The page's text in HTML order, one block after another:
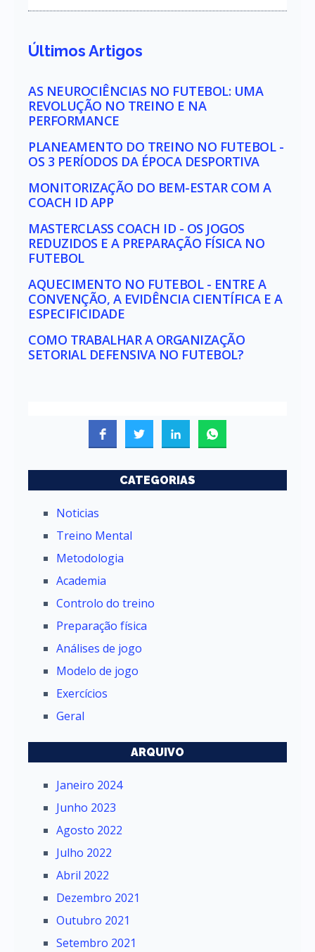
Últimos Artigos
AS NEUROCIÊNCIAS NO FUTEBOL: UMA
REVOLUÇÃO NO TREINO E NA
PERFORMANCE
PLANEAMENTO DO TREINO NO FUTEBOL -
OS 3 PERÍODOS DA ÉPOCA DESPORTIVA
MONITORIZAÇÃO DO BEM-ESTAR COM A
COACH ID APP
MASTERCLASS COACH ID - OS JOGOS
REDUZIDOS E A PREPARAÇÃO FÍSICA NO
FUTEBOL
AQUECIMENTO NO FUTEBOL - ENTRE A
CONVENÇÃO, A EVIDÊNCIA CIENTÍFICA E A
ESPECIFICIDADE
COMO TRABALHAR A ORGANIZAÇÃO
SETORIAL DEFENSIVA NO FUTEBOL?
CATEGORIAS
Noticias
Treino Mental
Metodologia
Academia
Controlo do treino
Preparação física
Análises de jogo
Modelo de jogo
Exercícios
Geral
ARQUIVO
Janeiro 2024
Junho 2023
Agosto 2022
Julho 2022
Abril 2022
Dezembro 2021
Outubro 2021
Setembro 2021